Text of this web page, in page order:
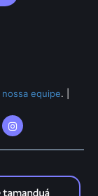
nossa equipe.